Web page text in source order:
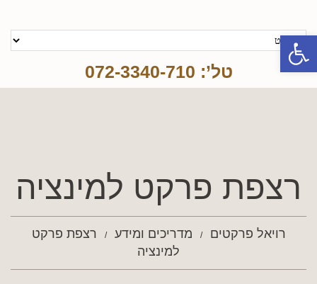
טל’: 072-3340-710
רצפת פרקט למינציה
רויאל פרקטים מדריכים ומידע
רצפת פרקט
למינציה
פתח סרגל נגישות